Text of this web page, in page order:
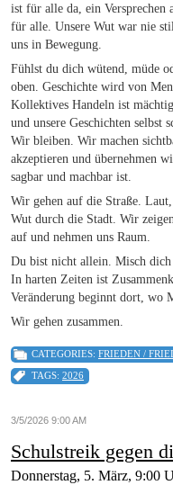
ist für alle da, ein
für alle. Unsere Wut war nie
uns in Bewegung.
Fühlst du dich wütend, müde
oben. Geschichte wird von
Kollektives Handeln ist
und unsere Geschichten selbst
Wir bleiben. Wir machen
akzeptieren und übernehmen
sagbar und machbar ist.
Wir gehen auf die Straße.
Wut durch die Stadt. Wir
auf und nehmen uns Raum.
Du bist nicht allein. Misch
In harten Zeiten ist
Veränderung beginnt dort, wo
Wir gehen zusammen.
CATEGORIES: FRIEDEN /
TAGS: 2026
3/5/2026 9:00 AM
Schulstreik gegen
Donnerstag, 5. März, 9:00